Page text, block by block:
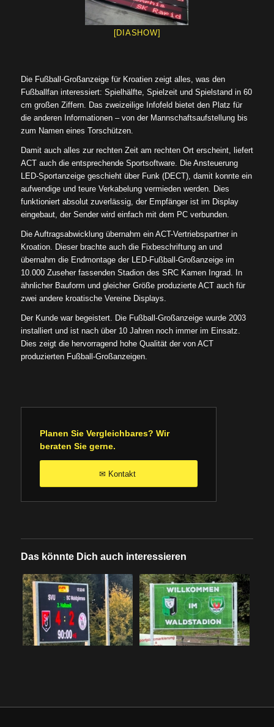
[DIASHOW]
Die Fußball-Großanzeige für Kroatien zeigt alles, was den
Fußballfan interessiert: Spielhälfte, Spielzeit und Spielstand in 60
cm großen Ziffern. Das zweizeilige Infofeld bietet den Platz für
die anderen Informationen – von der Mannschaftsaufstellung bis
zum Namen eines Torschützen.
Damit auch alles zur rechten Zeit am rechten Ort erscheint, liefert
ACT auch die entsprechende Sportsoftware. Die Ansteuerung
LED-Sportanzeige geschieht über Funk (DECT), damit konnte ein
aufwendige und teure Verkabelung vermieden werden. Dies
funktioniert absolut zuverlässig, der Empfänger ist im Display
eingebaut, der Sender wird einfach mit dem PC verbunden.
Die Auftragsabwicklung übernahm ein ACT-Vertriebspartner in
Kroation. Dieser brachte auch die Fixbeschriftung an und
übernahm die Endmontage der LED-Fußball-Großanzeige im
10.000 Zuseher fassenden Stadion des SRC Kamen Ingrad. In
ähnlicher Bauform und gleicher Größe produzierte ACT auch für
zwei andere kroatische Vereine Displays.
Der Kunde war begeistert. Die Fußball-Großanzeige wurde 2003
installiert und ist nach über 10 Jahren noch immer im Einsatz.
Dies zeigt die hervorragend hohe Qualität der von ACT
produzierten Fußball-Großanzeigen.
Planen Sie Vergleichbares? Wir
beraten Sie gerne.
✉ Kontakt
Das könnte Dich auch interessieren